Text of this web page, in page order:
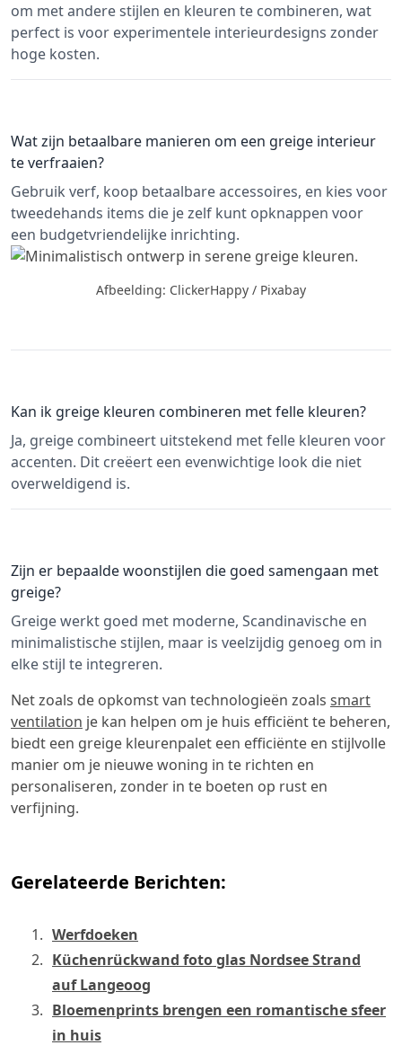
om met andere stijlen en kleuren te combineren, wat
perfect is voor experimentele interieurdesigns zonder
hoge kosten.
Wat zijn betaalbare manieren om een greige interieur
te verfraaien?
Gebruik verf, koop betaalbare accessoires, en kies voor
tweedehands items die je zelf kunt opknappen voor
een budgetvriendelijke inrichting.
Afbeelding: ClickerHappy / Pixabay
Kan ik greige kleuren combineren met felle kleuren?
Ja, greige combineert uitstekend met felle kleuren voor
accenten. Dit creëert een evenwichtige look die niet
overweldigend is.
Zijn er bepaalde woonstijlen die goed samengaan met
greige?
Greige werkt goed met moderne, Scandinavische en
minimalistische stijlen, maar is veelzijdig genoeg om in
elke stijl te integreren.
Net zoals de opkomst van technologieën zoals smart
ventilation je kan helpen om je huis efficiënt te beheren,
biedt een greige kleurenpalet een efficiënte en stijlvolle
manier om je nieuwe woning in te richten en
personaliseren, zonder in te boeten op rust en
verfijning.
Gerelateerde Berichten:
Werfdoeken
Küchenrückwand foto glas Nordsee Strand
auf Langeoog
Bloemenprints brengen een romantische sfeer
in huis